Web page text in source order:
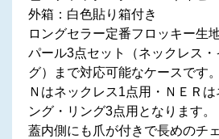
外箱：白色貼り箱付き
ロングセラー定番フロッキー生
パール3点セット（ネックレス
グ）まで対応可能なケースです。
Ｎはネックレス1点用・ＮＥＲ
ング・リング3点用となります。
蓋内側にも爪が付きで長めのチ